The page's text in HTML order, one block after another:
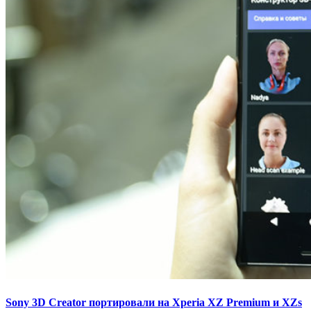
Sony 3D Creator портировали на Xperia XZ Premium и XZs